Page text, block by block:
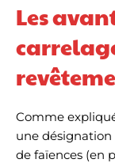
Les
Comme
une
de faïences (en